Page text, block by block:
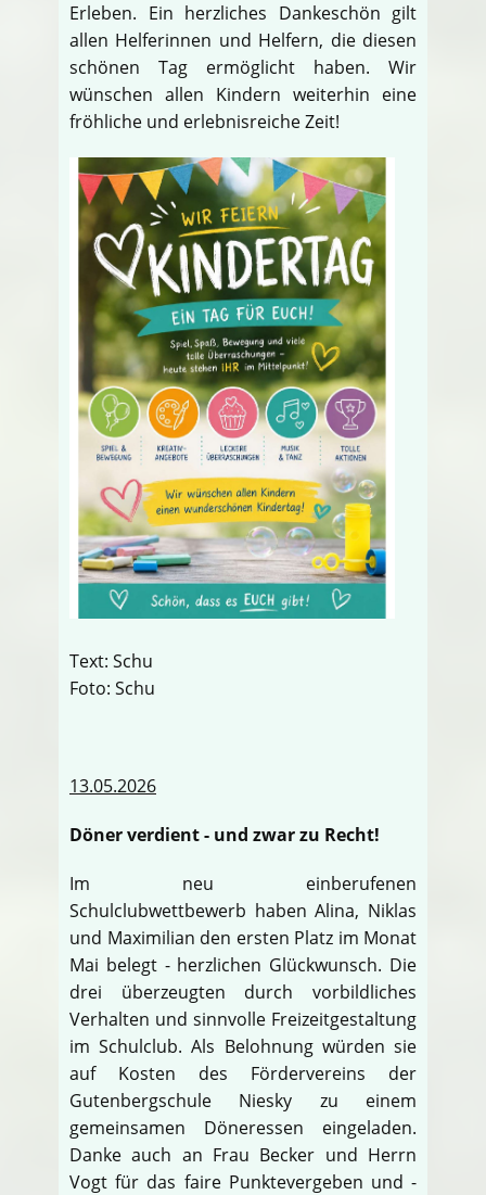
Erleben. Ein herzliches Dankeschön gilt
allen Helferinnen und Helfern, die diesen
schönen Tag ermöglicht haben. Wir
wünschen allen Kindern weiterhin eine
fröhliche und erlebnisreiche Zeit!
Text: Schu
Foto: Schu
13.05.2026
Döner verdient - und zwar zu Recht!
Im neu einberufenen
Schulclubwettbewerb haben Alina, Niklas
und Maximilian den ersten Platz im Monat
Mai belegt - herzlichen Glückwunsch. Die
drei überzeugten durch vorbildliches
Verhalten und sinnvolle Freizeitgestaltung
im Schulclub. Als Belohnung würden sie
auf Kosten des Fördervereins der
Gutenbergschule Niesky zu einem
gemeinsamen Döneressen eingeladen.
Danke auch an Frau Becker und Herrn
Vogt für das faire Punktevergeben und -